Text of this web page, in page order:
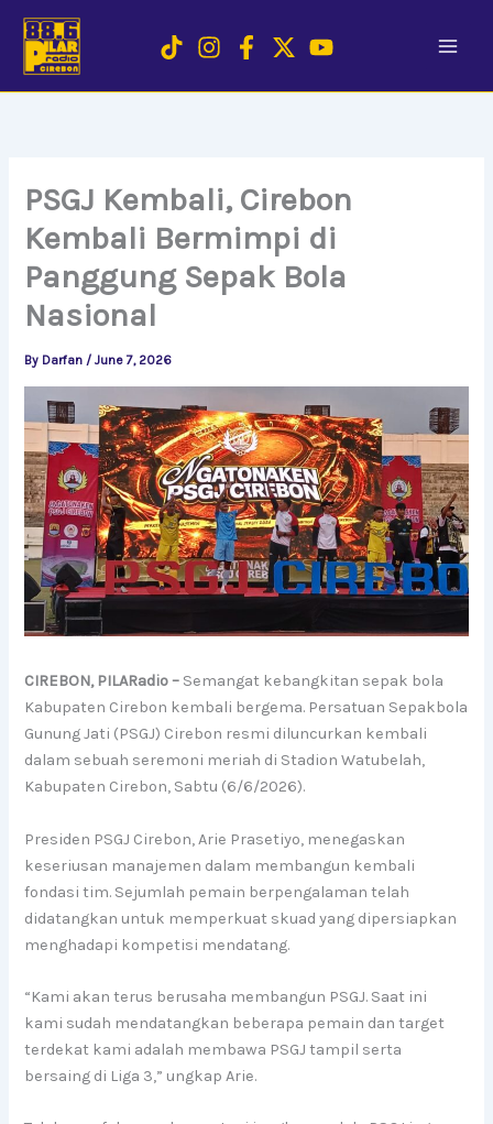
content
PSGJ Kembali, Cirebon
Kembali Bermimpi di
Panggung Sepak Bola
Nasional
By Darfan /June 7, 2026
CIREBON, PILARadio – Semangat kebangkitan sepak bola
Kabupaten Cirebon kembali bergema. Persatuan Sepakbola
Gunung Jati (PSGJ) Cirebon resmi diluncurkan kembali
dalam sebuah seremoni meriah di Stadion Watubelah,
Kabupaten Cirebon, Sabtu (6/6/2026).
Presiden PSGJ Cirebon, Arie Prasetiyo, menegaskan
keseriusan manajemen dalam membangun kembali
fondasi tim. Sejumlah pemain berpengalaman telah
didatangkan untuk memperkuat skuad yang dipersiapkan
menghadapi kompetisi mendatang.
“Kami akan terus berusaha membangun PSGJ. Saat ini
kami sudah mendatangkan beberapa pemain dan target
terdekat kami adalah membawa PSGJ tampil serta
bersaing di Liga 3,” ungkap Arie.